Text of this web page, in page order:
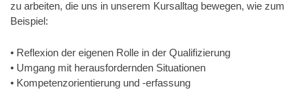
zu arbeiten, die uns in unserem Kursalltag bewegen, wie zum
Beispiel:
• Reflexion der eigenen Rolle in der Qualifizierung
• Umgang mit herausfordernden Situationen
• Kompetenzorientierung und -erfassung